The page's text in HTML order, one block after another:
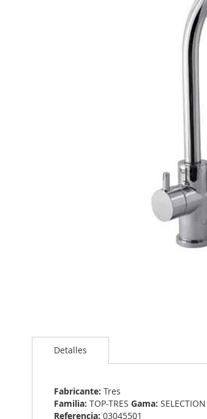
al
comienzo
galería
imágenes
Detalles
Fabricante: Tres
Familia: TOP-TRES Gama: SELECTION
Referencia: 03045501